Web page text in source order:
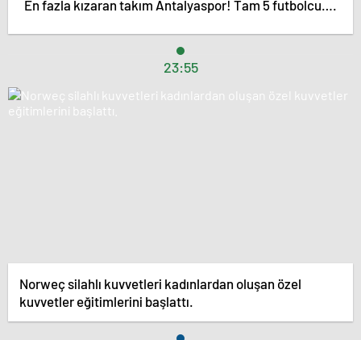
En fazla kızaran takım Antalyaspor! Tam 5 futbolcu….
23:55
Norweç silahlı kuvvetleri kadınlardan oluşan özel
kuvvetler eğitimlerini başlattı.